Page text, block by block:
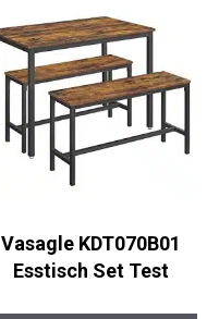
Vasagle KDT070B01
Esstisch Set Test